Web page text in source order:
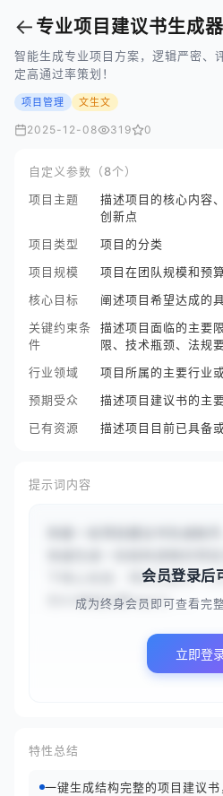
← 专业项目建议书生成器
智能生成专业项目方案，逻辑严密、
定高通过率策划！
项目管理 文生文
2025-12-08 319 0
自定义参数（8个）
项目主题
描述项目的核心内容
创新点
项目类型
项目的分类
项目规模
项目在团队规模和预
核心目标
阐述项目希望达成的
关键约束条
件
描述项目面临的主要
限、技术瓶颈、法规
行业领域
项目所属的主要行业
预期受众
描述项目建议书的主
已有资源
描述项目目前已具备
提示词内容
下核心信息：项目主题为“{{
的AI编程启蒙App}}...
会员登录后
成为终身会员即可查看完
立即登
特性总结
一键生成结构完整的项目建议